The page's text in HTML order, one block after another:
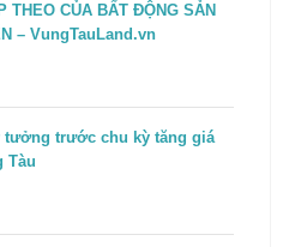
THEO CỦA BẤT ĐỘNG SẢN
– VungTauLand.vn
tưởng trước chu kỳ tăng giá
Tàu